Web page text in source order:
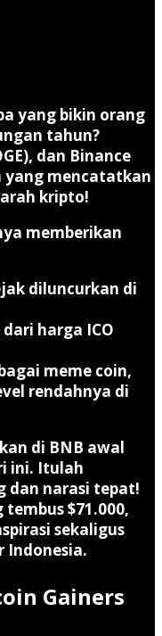
yang bikin orang
tahun?
, dan Binance
mencatatkan
kripto!
memberikan
diluncurkan di
dari harga ICO
meme coin,
rendahnya di
di BNB awal
ini. Itulah
dan narasi tepat!
$71.000,
sekaligus
Indonesia.
Gainers